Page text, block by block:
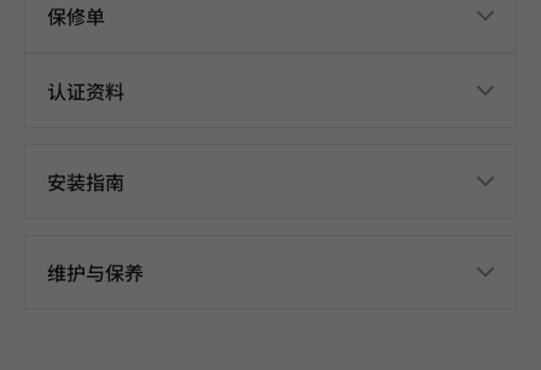
保修单
认证资料
安装指南
维护与保养